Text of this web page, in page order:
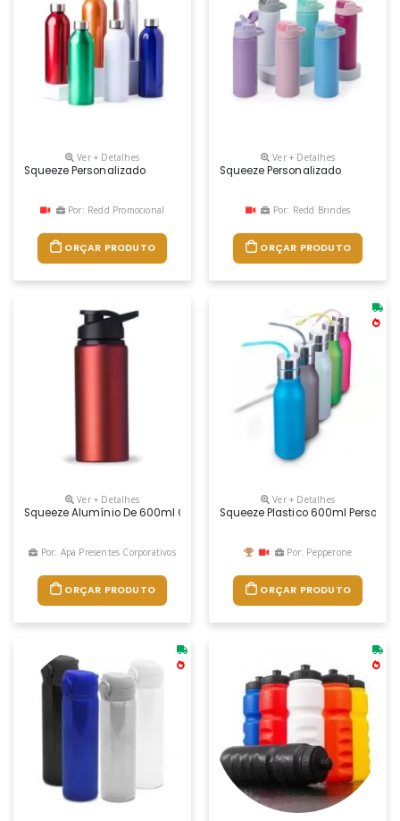
Ver + Detalhes
Squeeze Personalizado
Por: Redd Promocional
ORÇAR PRODUTO
Ver + Detalhes
Squeeze Personalizado
Por: Redd Brindes
ORÇAR PRODUTO
Ver + Detalhes
Squeeze Alumínio De 600ml Com Pintura Fosca. Squeeze Com
Por: Apa Presentes Corporativos
ORÇAR PRODUTO
Ver + Detalhes
Squeeze Plastico 600ml
Por: Pepperone
ORÇAR PRODUTO